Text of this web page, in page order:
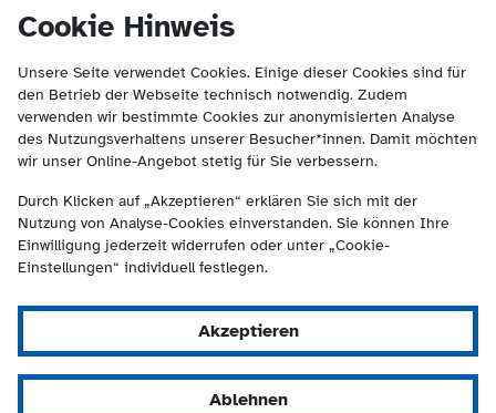
Cookie Hinweis
Unsere Seite verwendet Cookies. Einige dieser Cookies sind für
den Betrieb der Webseite technisch notwendig. Zudem
verwenden wir bestimmte Cookies zur anonymisierten Analyse
des Nutzungsverhaltens unserer Besucher*innen. Damit möchten
wir unser Online-Angebot stetig für Sie verbessern.
Durch Klicken auf „Akzeptieren“ erklären Sie sich mit der
Nutzung von Analyse-Cookies einverstanden. Sie können Ihre
Einwilligung jederzeit widerrufen oder unter „Cookie-
Einstellungen“ individuell festlegen.
Akzeptieren
Ablehnen
springen
(Kontakt und Suche) springen.